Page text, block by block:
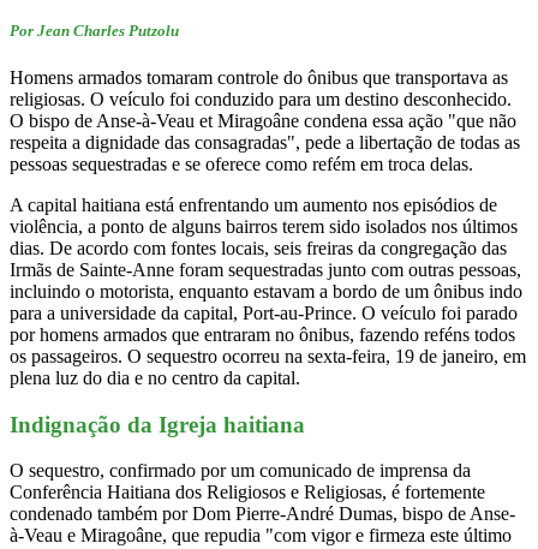
Por Jean Charles Putzolu
Homens armados tomaram controle do ônibus que transportava as
religiosas. O veículo foi conduzido para um destino desconhecido.
O bispo de Anse-à-Veau et Miragoâne condena essa ação "que não
respeita a dignidade das consagradas", pede a libertação de todas as
pessoas sequestradas e se oferece como refém em troca delas.
A capital haitiana está enfrentando um aumento nos episódios de
violência, a ponto de alguns bairros terem sido isolados nos últimos
dias. De acordo com fontes locais, seis freiras da congregação das
Irmãs de Sainte-Anne foram sequestradas junto com outras pessoas,
incluindo o motorista, enquanto estavam a bordo de um ônibus indo
para a universidade da capital, Port-au-Prince. O veículo foi parado
por homens armados que entraram no ônibus, fazendo reféns todos
os passageiros. O sequestro ocorreu na sexta-feira, 19 de janeiro, em
plena luz do dia e no centro da capital.
Indignação da Igreja haitiana
O sequestro, confirmado por um comunicado de imprensa da
Conferência Haitiana dos Religiosos e Religiosas, é fortemente
condenado também por Dom Pierre-André Dumas, bispo de Anse-
à-Veau e Miragoâne, que repudia "com vigor e firmeza este último